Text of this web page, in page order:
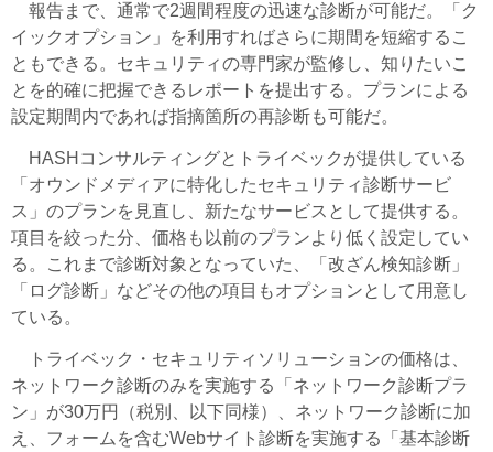
報告まで、通常で2週間程度の迅速な診断が可能だ。「ク
イックオプション」を利用すればさらに期間を短縮するこ
ともできる。セキュリティの専門家が監修し、知りたいこ
とを的確に把握できるレポートを提出する。プランによる
設定期間内であれば指摘箇所の再診断も可能だ。
HASHコンサルティングとトライベックが提供している
「オウンドメディアに特化したセキュリティ診断サービ
ス」のプランを見直し、新たなサービスとして提供する。
項目を絞った分、価格も以前のプランより低く設定してい
る。これまで診断対象となっていた、「改ざん検知診断」
「ログ診断」などその他の項目もオプションとして用意し
ている。
トライベック・セキュリティソリューションの価格は、
ネットワーク診断のみを実施する「ネットワーク診断プラ
ン」が30万円（税別、以下同様）、ネットワーク診断に加
え、フォームを含むWebサイト診断を実施する「基本診断